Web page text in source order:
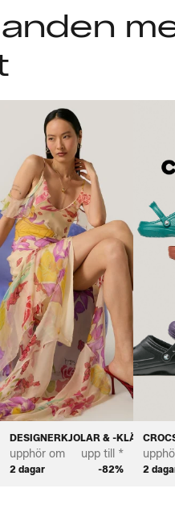
DESIGNERKJOLAR & -
upphör om
2 dagar
upp till *
-82% 2